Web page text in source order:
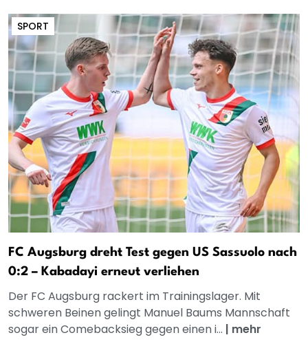
SPORT
FC Augsburg dreht Test gegen US Sassuolo nach
0:2 – Kabadayi erneut verliehen
Der FC Augsburg rackert im Trainingslager. Mit
schweren Beinen gelingt Manuel Baums Mannschaft
sogar ein Comebacksieg gegen einen i... | mehr